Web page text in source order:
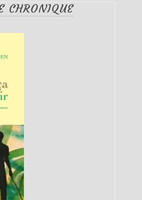
CHRONIQUE